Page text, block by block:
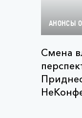
АНОНСЫ
Смена